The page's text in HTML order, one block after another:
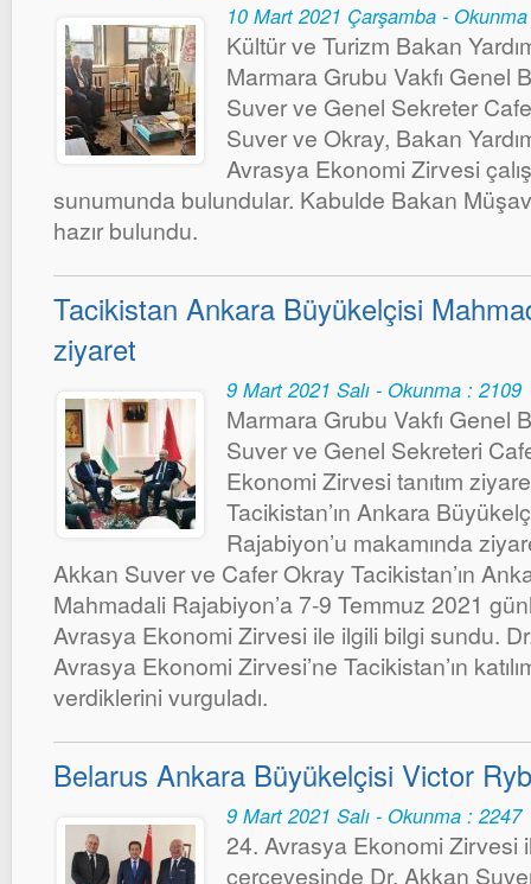
10 Mart 2021 Çarşamba -
Kültür ve Turizm Bakan
Marmara Grubu Vakfı Genel
Suver ve Genel Sekreter
Suver ve Okray, Bakan
Avrasya Ekonomi Zirvesi
sunumunda bulundular. Kabulde Bakan
hazır bulundu.
Tacikistan Ankara Büyükelçisi
ziyaret
9 Mart 2021 Salı - Okunma : 2109
Marmara Grubu Vakfı Genel
Suver ve Genel Sekreteri
Ekonomi Zirvesi tanıtım
Tacikistan’ın Ankara
Rajabiyon’u makamında
Akkan Suver ve Cafer Okray Tacikistan’ın
Mahmadali Rajabiyon’a 7-9 Temmuz 2021
Avrasya Ekonomi Zirvesi ile ilgili bilgi sundu.
Avrasya Ekonomi Zirvesi’ne Tacikistan’ın
verdiklerini vurguladı.
Belarus Ankara Büyükelçisi Victor
9 Mart 2021 Salı - Okunma : 2247
24. Avrasya Ekonomi Zirvesi
çerçevesinde Dr. Akkan